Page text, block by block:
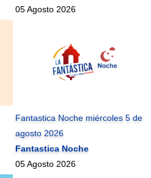
05 Agosto 2026
Fantastica Noche miércoles 5 de
agosto 2026
Fantastica Noche
05 Agosto 2026